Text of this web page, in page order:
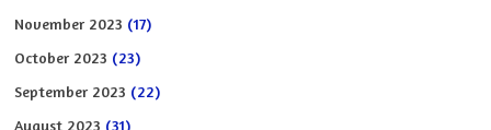
November 2023 (17)
October 2023 (23)
September 2023 (22)
August 2023 (31)